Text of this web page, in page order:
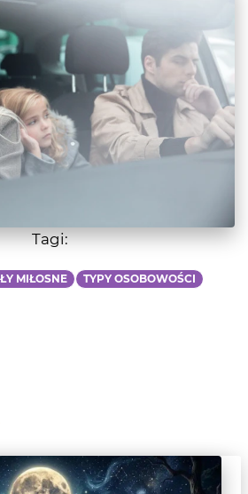
Tagi:
MIŁOSNE TYPY OSOBOWOŚCI